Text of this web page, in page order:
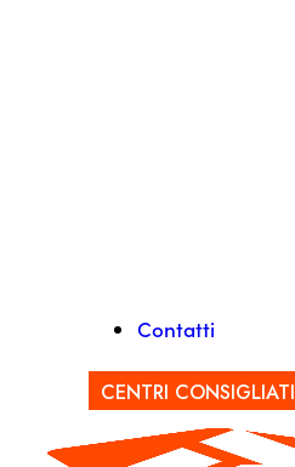
Contatti
CENTRI CONSIGLIATI